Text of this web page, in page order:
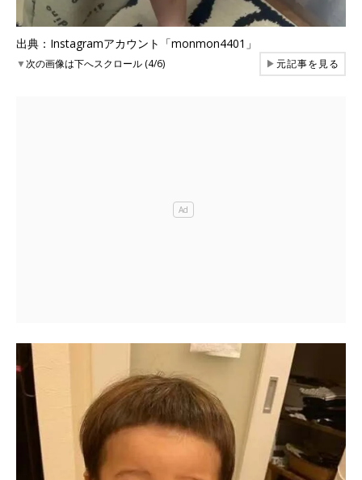
出典：Instagramアカウント「monmon4401」
▼次の画像は下へスクロール (4/6) ▶元記事を見る